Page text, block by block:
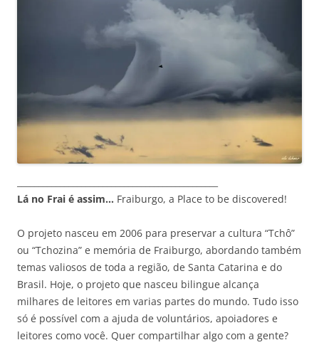
Lá no Frai é assim… Fraiburgo, a Place to be discovered!
O projeto nasceu em 2006 para preservar a cultura “Tchô”
ou “Tchozina” e memória de Fraiburgo, abordando também
temas valiosos de toda a região, de Santa Catarina e do
Brasil. Hoje, o projeto que nasceu bilingue alcança
milhares de leitores em varias partes do mundo. Tudo isso
só é possível com a ajuda de voluntários, apoiadores e
leitores como você. Quer compartilhar algo com a gente?